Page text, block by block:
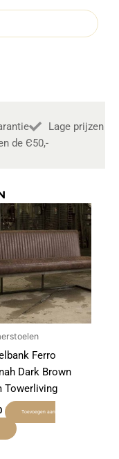
Lage prijzen
de Є50,-
Ferro
Dark Brown
Towerliving
Toevoegen aan